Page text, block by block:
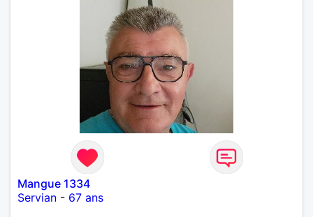
Mangue 1334
Servian - 67 ans